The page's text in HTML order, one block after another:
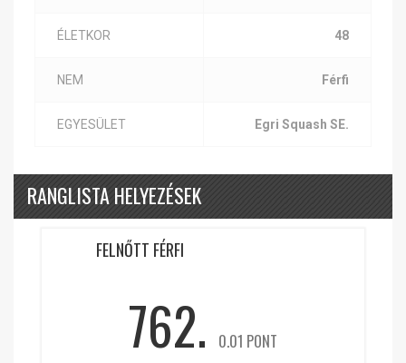
ÉLETKOR 48
NEM Férfi
EGYESÜLET Egri Squash SE.
RANGLISTA HELYEZÉSEK
FELNŐTT FÉRFI
762. 0.01 PONT